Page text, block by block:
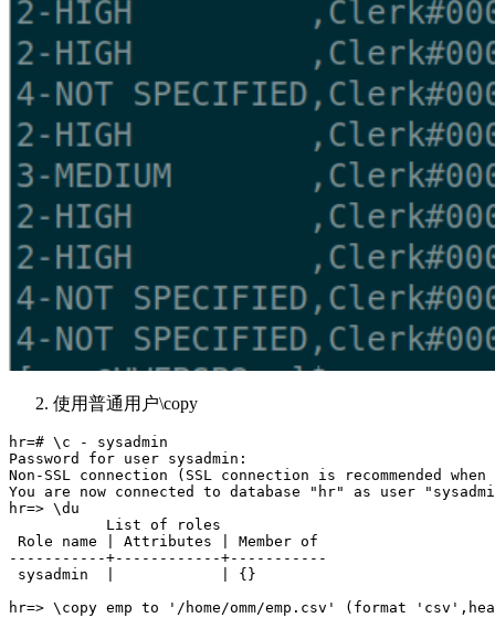
使用普通用户\copy
hr=# \c - sysadmin
Password for user sysadmin:
Non-SSL connection (SSL connection is recommended
You are now connected to database "hr" as user
hr=> \du
           List of roles
Role name | Attributes | Member of
-----------+------------+-----------
sysadmin  |            | {}
hr=> \copy emp to '/home/omm/emp.csv' (format